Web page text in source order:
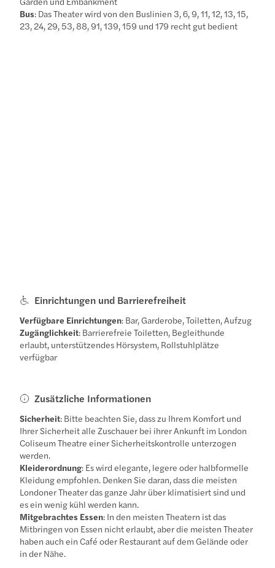
Bus: Das Theater wird von den Buslinien 3, 6, 9, 11, 12, 13, 15,
23, 24, 29, 53, 88, 91, 139, 159 und 179 recht gut bedient
Einrichtungen und Barrierefreiheit
Verfügbare Einrichtungen: Bar, Garderobe, Toiletten, Aufzug
Zugänglichkeit: Barrierefreie Toiletten, Begleithunde
erlaubt, unterstützendes Hörsystem, Rollstuhlplätze
verfügbar
Zusätzliche Informationen
Sicherheit: Bitte beachten Sie, dass zu Ihrem Komfort und
Ihrer Sicherheit alle Zuschauer bei ihrer Ankunft im London
Coliseum Theatre einer Sicherheitskontrolle unterzogen
werden.
Kleiderordnung: Es wird elegante, legere oder halbformelle
Kleidung empfohlen. Denken Sie daran, dass die meisten
Londoner Theater das ganze Jahr über klimatisiert sind und
es ein wenig kühl werden kann.
Mitgebrachtes Essen: In den meisten Theatern ist das
Mitbringen von Essen nicht erlaubt, aber die meisten Theater
haben auch ein Café oder Restaurant auf dem Gelände oder
in der Nähe.